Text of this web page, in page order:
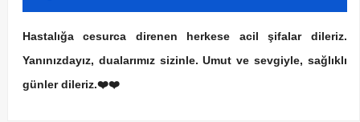
Hastalığa cesurca direnen herkese acil şifalar dileriz.
Yanınızdayız, dualarımız sizinle. Umut ve sevgiyle, sağlıklı
günler dileriz.❤️❤️